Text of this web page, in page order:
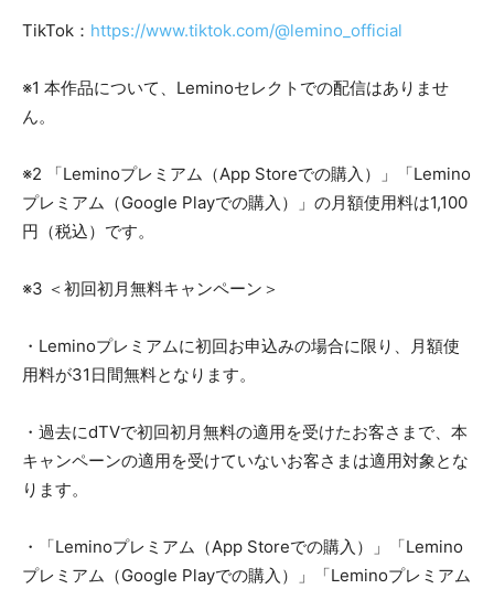
TikTok： https://www.tiktok.com/@lemino_official
※1 本作品について、Leminoセレクトでの配信はありませ
ん。
※2 「Leminoプレミアム（App Storeでの購入）」「Lemino
プレミアム（Google Playでの購入）」の月額使用料は1,100
円（税込）です。
※3 ＜初回初月無料キャンペーン＞
・Leminoプレミアムに初回お申込みの場合に限り、月額使
用料が31日間無料となります。
・過去にdTVで初回初月無料の適用を受けたお客さまで、本
キャンペーンの適用を受けていないお客さまは適用対象とな
ります。
・「Leminoプレミアム（App Storeでの購入）」「Lemino
プレミアム（Google Playでの購入）」「Leminoプレミアム